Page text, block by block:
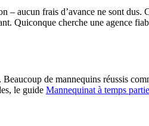
– aucun frais d’avance ne sont dus.
Quiconque cherche une agence
de mannequins réussis
le guide Mannequinat à temps